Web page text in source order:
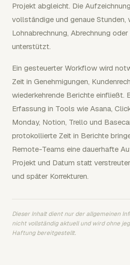
Projekt abgleicht. Die
vollständige und genaue Stunden,
Lohnabrechnung, Abrechnung
unterstützt.
Ein gesteuerter Workflow wird
Zeit in Genehmigungen,
wiederkehrende Berichte einfließt.
Erfassung in Tools wie Asana,
Monday, Notion, Trello und
protokollierte Zeit in Berichte
Remote-Teams eine dauerhafte
Projekt und Datum statt
und später Korrekturen.
Dieser Inhalt dient nur der allgemeinen
nicht vollständig aktuell und wird ohne
Haftung bereitgestellt.